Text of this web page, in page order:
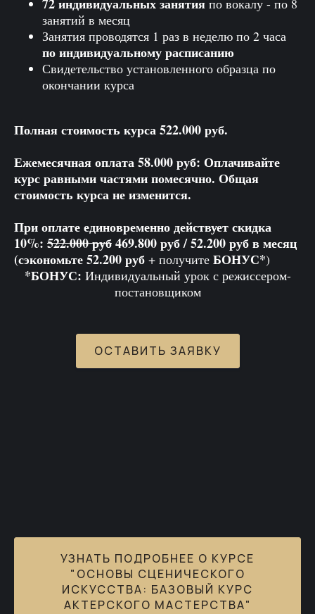
занятий в месяц
Занятия проводятся 1 раз в неделю по 2 часа
по индивидуальному расписанию
Свидетельство установленного образца по
окончании курса
Полная стоимость курса 522.000 руб.
Ежемесячная оплата 58.000 руб: Оплачивайте
курс равными частями помесячно. Общая
стоимость курса не изменится.
При оплате единовременно действует скидка
10%: 522.000 руб469.800 руб / 52.200 руб в месяц
(сэкономьте 52.200 руб + получите БОНУС*)
*БОНУС: Индивидуальный урок с режиссером-
постановщиком
ОСТАВИТЬ ЗАЯВКУ
УЗНАТЬ ПОДРОБНЕЕ О КУРСЕ
"ОСНОВЫ СЦЕНИЧЕСКОГО
ИСКУССТВА: БАЗОВЫЙ КУРС
АКТЕРСКОГО МАСТЕРСТВА"